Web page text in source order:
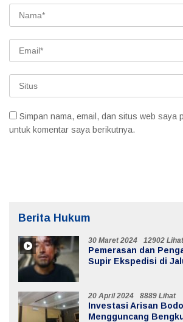
Simpan nama, email, dan situs web saya
untuk komentar saya berikutnya.
Berita Hukum
30 Maret 2024 12902 Lihat
Pemerasan dan
Supir Ekspedisi di
20 April 2024 8889 Lihat
Investasi Arisan
Mengguncang